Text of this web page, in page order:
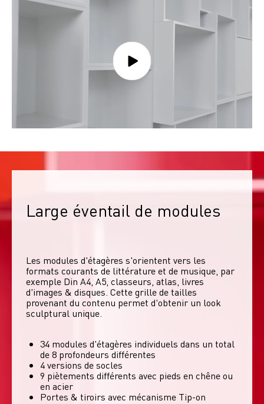
Large éventail de modules
Les modules d'étagères s'orientent vers les
formats courants de littérature et de musique, par
exemple Din A4, A5, classeurs, atlas, livres
d'images & disques. Cette grille de tailles
provenant du contenu permet d'obtenir un look
sculptural unique.
34 modules d'étagères individuels dans un total
de 8 profondeurs différentes
4 versions de socles
9 piètements différents avec pieds en chêne ou
en acier
Portes & tiroirs avec mécanisme Tip-on